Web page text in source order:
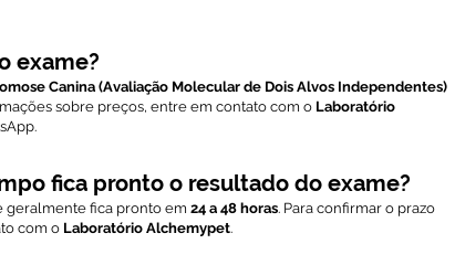
exame?
Canina (Avaliação Molecular de Dois Alvos Independentes)
sobre preços, entre em contato com o Laboratório
fica pronto o resultado do exame?
geralmente fica pronto em 24 a 48 horas. Para confirmar o prazo
com o Laboratório Alchemypet.